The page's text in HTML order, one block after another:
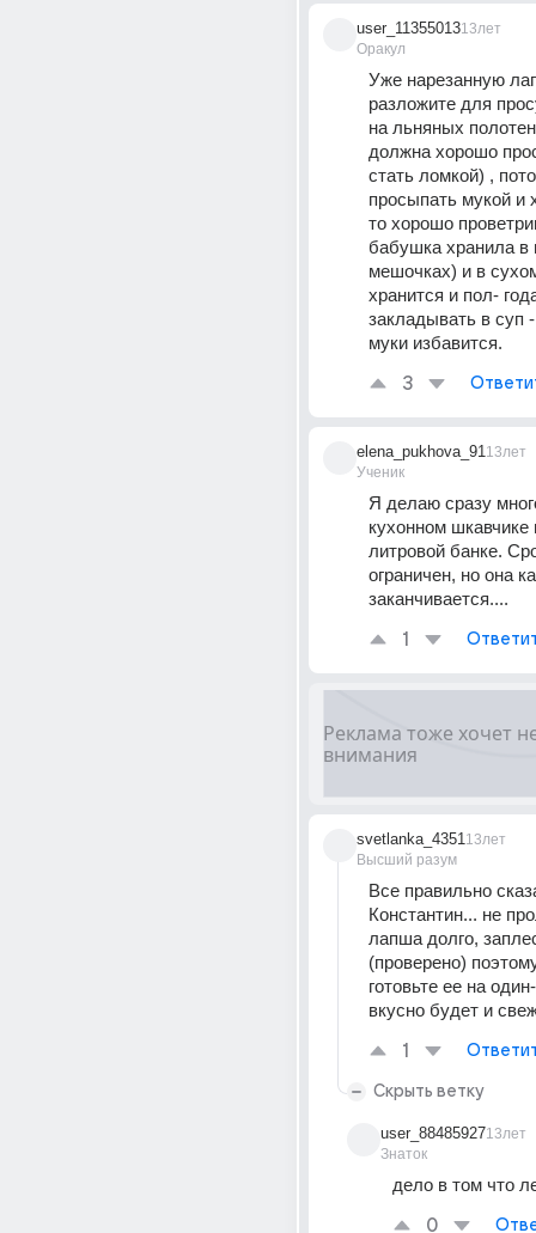
user_11355013
Оракул
13лет
Уже нарезанную
разложите для
на льняных
должна хорошо
стать ломкой) ,
просыпать мукой и
то хорошо
бабушка хранила в
мешочках) и в
хранится и пол-
закладывать в суп
муки избавится.
3
elena_pukhova_91
Ученик
13лет
Я делаю сразу
кухонном шкавчике
литровой банке.
ограничен, но она
заканчивается....
1
svetlanka_4351
Высший разум
13лет
Все правильно
Константин... не
лапша долго,
(проверено)
готовьте ее на
вкусно будет и
1
Скрыть ветку
user_88485927
Знаток
13лет
дело в том что
0